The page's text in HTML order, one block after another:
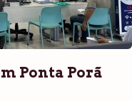
Ponta Porã